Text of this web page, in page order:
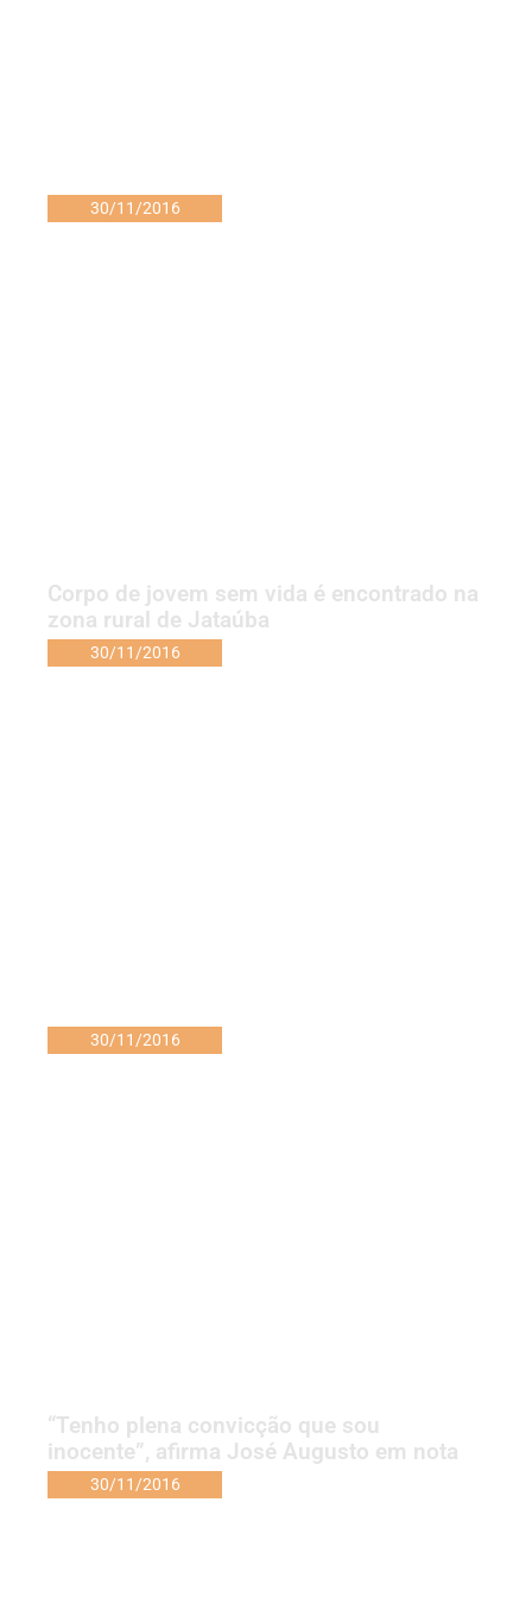
30/11/2016
Corpo de jovem sem vida é encontrado na
zona rural de Jataúba
30/11/2016
30/11/2016
“Tenho plena convicção que sou
inocente”, afirma José Augusto em nota
30/11/2016